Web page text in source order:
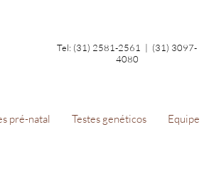
Tel: (31) 2581-2561 | (31) 3097-
4080
pré-natal Testes genéticos Equipe